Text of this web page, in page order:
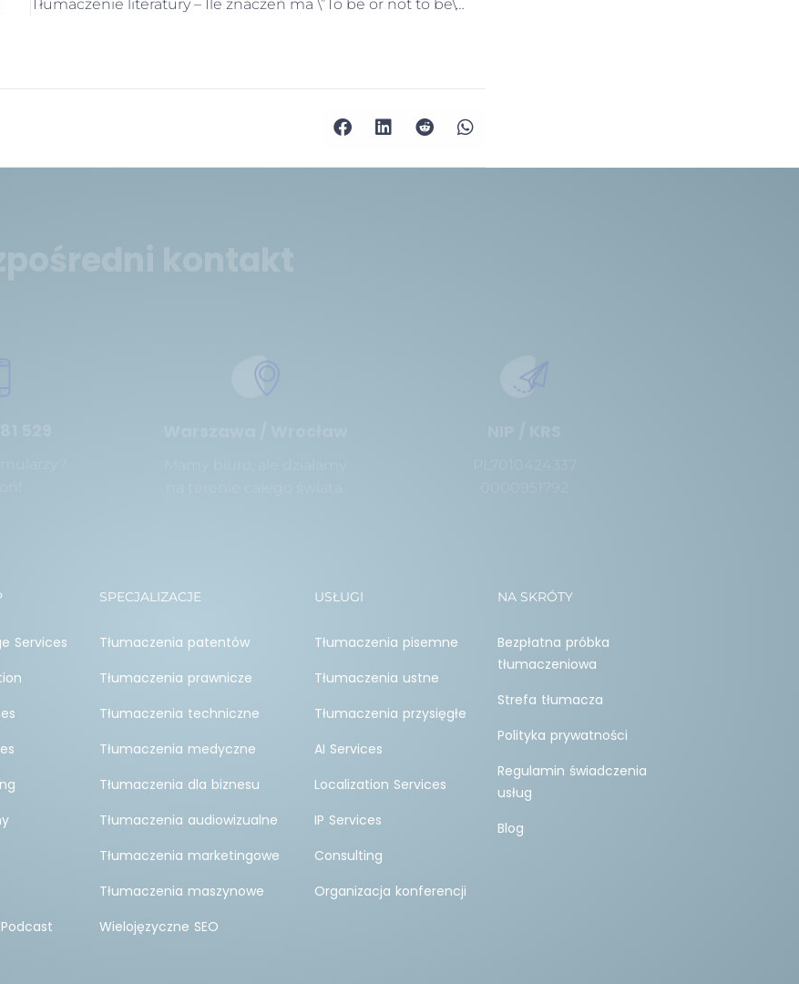
Tłumaczenie literatury – Ile znaczeń ma \”To be or not to be\”?
Services
SPECJALIZACJE
Tłumaczenia patentów
Tłumaczenia prawnicze
Tłumaczenia techniczne
Tłumaczenia medyczne
Tłumaczenia dla biznesu
Tłumaczenia audiowizualne
Tłumaczenia marketingowe
Tłumaczenia maszynowe
Wielojęzyczne SEO
USŁUGI
Tłumaczenia pisemne
Tłumaczenia ustne
Tłumaczenia przysięgłe
AI Services
Localization Services
IP Services
Consulting
Organizacja konferencji
NA SKRÓTY
Bezpłatna próbka
tłumaczeniowa
Strefa tłumacza
Polityka prywatności
Regulamin świadczenia
usług
Blog